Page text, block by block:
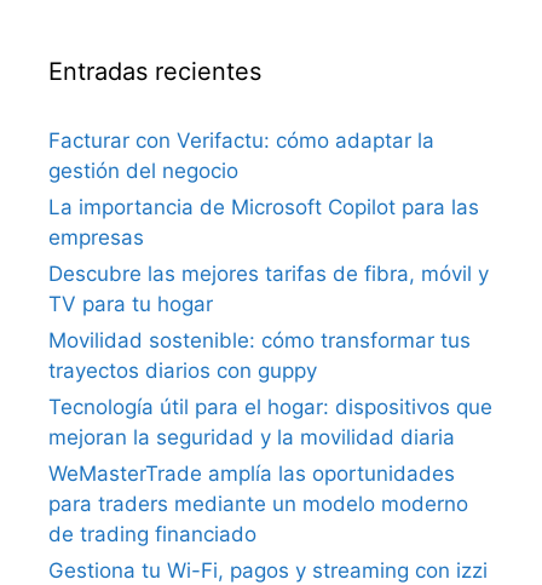
Entradas recientes
Facturar con Verifactu: cómo adaptar la
gestión del negocio
La importancia de Microsoft Copilot para las
empresas
Descubre las mejores tarifas de fibra, móvil y
TV para tu hogar
Movilidad sostenible: cómo transformar tus
trayectos diarios con guppy
Tecnología útil para el hogar: dispositivos que
mejoran la seguridad y la movilidad diaria
WeMasterTrade amplía las oportunidades
para traders mediante un modelo moderno
de trading financiado
Gestiona tu Wi-Fi, pagos y streaming con izzi